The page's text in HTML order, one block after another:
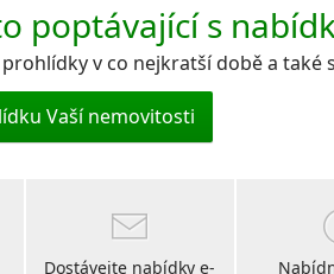
poptávající s
v co nejkratší době a
Vaší nemovitosti
Dostávejte nabídky e-